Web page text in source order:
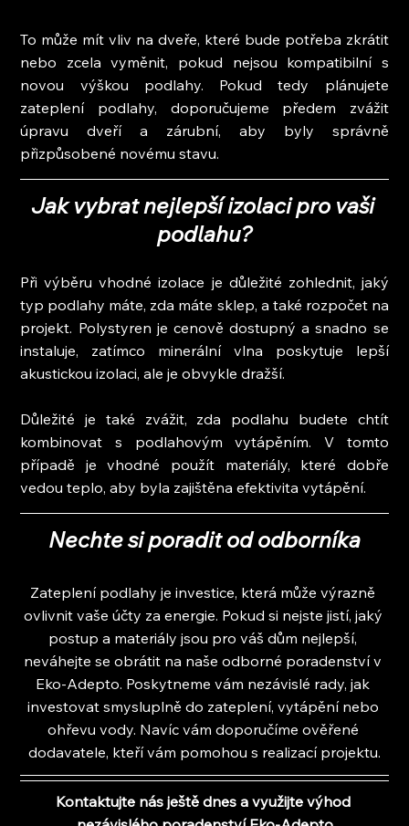
To může mít vliv na dveře, které bude potřeba zkrátit
nebo zcela vyměnit, pokud nejsou kompatibilní s
novou výškou podlahy. Pokud tedy plánujete
zateplení podlahy, doporučujeme předem zvážit
úpravu dveří a zárubní, aby byly správně
přizpůsobené novému stavu.
Jak vybrat nejlepší izolaci pro vaši
podlahu?
Při výběru vhodné izolace je důležité zohlednit, jaký
typ podlahy máte, zda máte sklep, a také rozpočet na
projekt. Polystyren je cenově dostupný a snadno se
instaluje, zatímco minerální vlna poskytuje lepší
akustickou izolaci, ale je obvykle dražší.
Důležité je také zvážit, zda podlahu budete chtít
kombinovat s podlahovým vytápěním. V tomto
případě je vhodné použít materiály, které dobře
vedou teplo, aby byla zajištěna efektivita vytápění.
Nechte si poradit od odborníka
Zateplení podlahy je investice, která může výrazně
ovlivnit vaše účty za energie. Pokud si nejste jistí, jaký
postup a materiály jsou pro váš dům nejlepší,
neváhejte se obrátit na naše odborné poradenství v
Eko-Adepto. Poskytneme vám nezávislé rady, jak
investovat smysluplně do zateplení, vytápění nebo
ohřevu vody. Navíc vám doporučíme ověřené
dodavatele, kteří vám pomohou s realizací projektu.
Kontaktujte nás ještě dnes a využijte výhod